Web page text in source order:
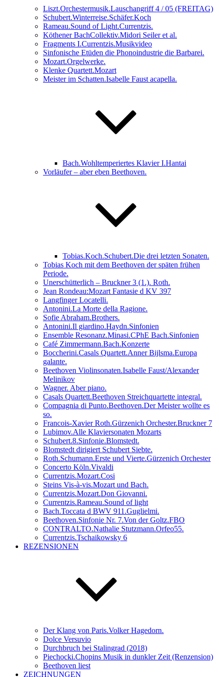
Liszt.Orchestermusik.Lauschangriff 4 / 05 (FREITAG)
Schubert.Winterreise.Schäfer.Koch
Rameau.Sound of Light.Currentzis.
Köthener BachCollektiv.Midori Seiler et al.
Fragments I.Currentzis.Musikvideo
Sinfonische Etüden die Phonoindustrie die Barbarei.
Mozart.Orgelwerke.
Klenke Quartett.Mozart
Meister im Schatten.Isabelle Faust acapella.
Bach.Wohltemperiertes Klavier I.Hantai
Vorläufer – aber eben Beethoven.
Tobias.Koch.Schubert.Die drei letzten Sonaten.
Tobias Koch mit dem Beethoven der späten frühen
Periode.
Unerschütterlich – Bruckner 3 (1.). Roth.
Jean Rondeau:Mozart Fantasie d KV 397
Langfinger Locatelli.
Antonini.La Morte della Ragione.
Sofie Abraham.Brothers.
Antonini.Il giardino.Haydn.Sinfonien
Ensemble Resonanz.Minasi.CPhE Bach.Sinfonien
Café Zimmermann.Bach.Konzerte
Boccherini.Casals Quartett.Anner Bijlsma.Europa
galante.
Beethoven Violinsonaten.Isabelle Faust/Alexander
Melinikov
Wagner. Aber piano.
Casals Quartett.Beethoven Streichquartette integral.
Compagnia di Punto.Beethoven.Der Meister wollte es
so.
Francois-Xavier Roth.Gürzenich Orchester.Bruckner 7
Lubimov.Alle Klaviersonaten Mozarts
Schubert.8.Sinfonie.Blomstedt.
Blomstedt dirigiert Schubert Siebte.
Roth.Schumann.Erste und Vierte.Gürzenich Orchester
Concerto Köln.Vivaldi
Currentzis.Mozart.Cosi
Steins Vis-à-vis.Mozart und Bach.
Currentzis.Mozart.Don Giovanni.
Currentzis.Rameau.Sound of light
Bach.Toccata d BWV 911.Guglielmi.
Beethoven.Sinfonie Nr. 7.Von der Goltz.FBO
CONTRALTO.Nathalie Stutzmann.Orfeo55.
Currentzis.Tschaikowsky 6
REZENSIONEN
Der Klang von Paris.Volker Hagedorn.
Dolce Versuvio
Durchbruch bei Stalingrad (2018)
Piechocki.Chopins Musik in dunkler Zeit (Renzension)
Beethoven liest
ZEICHNUNGEN